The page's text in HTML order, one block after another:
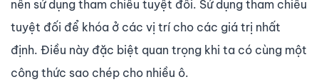
nên sử dụng tham chiếu tuyệt đối. Sử dụng tham chiếu
tuyệt đối để khóa ở các vị trí cho các giá trị nhất
định. Điều này đặc biệt quan trọng khi ta có cùng một
công thức sao chép cho nhiều ô.